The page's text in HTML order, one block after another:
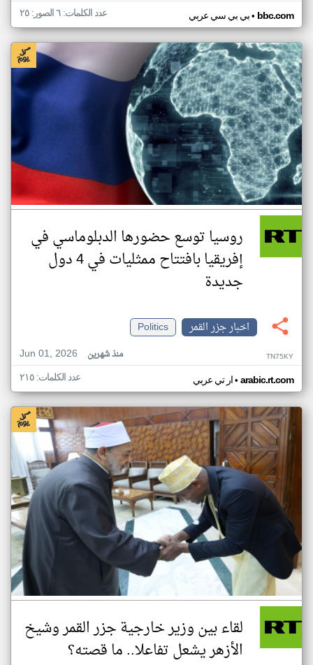
بي بي سي عربي• bbc.com عدد الكلمات: ٦ الصور: ٢٥
روسيا توسع حضورها الدبلوماسي في
إفريقيا بافتتاح ممثليات في 4 دول
جديدة
اخبار جزر القمر
Politics
Jun 01, 2026
منذ شهرين TN75KY
ار تي عربي• arabic.rt.com عدد الكلمات: ٢١٥
لقاء بين وزير خارجية جزر القمر وشيخ
الأزهر يشعل تفاعلا.. ما قصته؟